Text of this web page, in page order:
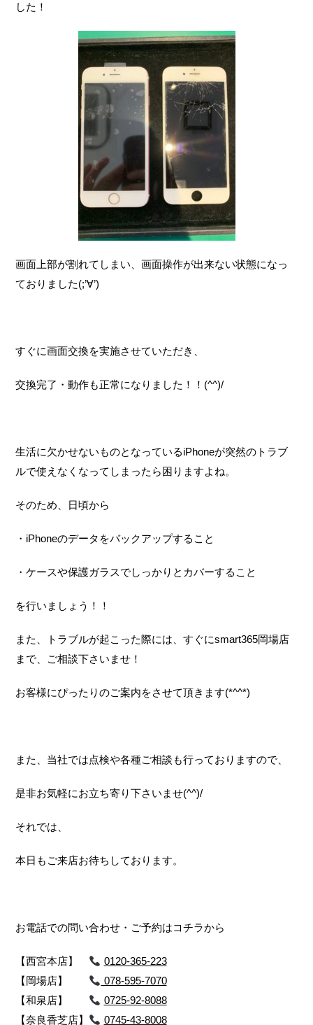
した！
画面上部が割れてしまい、画面操作が出来ない状態になっ
ておりました(;’∀’)
すぐに画面交換を実施させていただき、
交換完了・動作も正常になりました！！(^^)/
生活に欠かせないものとなっているiPhoneが突然のトラブ
ルで使えなくなってしまったら困りますよね。
そのため、日頃から
・iPhoneのデータをバックアップすること
・ケースや保護ガラスでしっかりとカバーすること
を行いましょう！！
また、トラブルが起こった際には、すぐにsmart365岡場店
まで、ご相談下さいませ！
お客様にぴったりのご案内をさせて頂きます(*^^*)
また、当社では点検や各種ご相談も行っておりますので、
是非お気軽にお立ち寄り下さいませ(^^)/
それでは、
本日もご来店お待ちしております。
お電話での問い合わせ・ご予約はコチラから
【西宮本店】
0120-365-223
【岡場店】
078-595-7070
【和泉店】
0725-92-8088
【奈良香芝店】
0745-43-8008